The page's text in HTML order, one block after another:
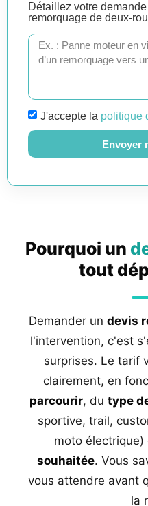
Détaillez votre
remorquage de deux-
J'accepte la politique
Envoyer
Pourquoi un
tout
Demander un devis
l'intervention, c'est
surprises. Le tarif
clairement, en
parcourir, du type
sportive, trail,
moto électrique)
souhaitée. Vous
vous attendre avant
la